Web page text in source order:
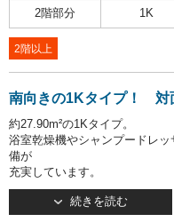
2階部分 1K
2階以上
南向きの1Kタイプ！ 対
約27.90m²の1Kタイプ。
浴室乾燥機やシャンプードレ
備が
充実しています。
キッチンは人気の対面式！
IH2口コンロ設置済みで自炊派
続きを読む